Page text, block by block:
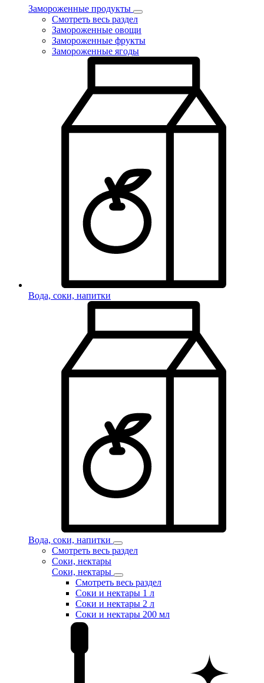
Замороженные продукты
Смотреть весь раздел
Замороженные овощи
Замороженные фрукты
Замороженные ягоды
Вода, соки, напитки
Вода, соки, напитки
Смотреть весь раздел
Соки, нектары
Соки, нектары
Смотреть весь раздел
Соки и нектары 1 л
Соки и нектары 2 л
Соки и нектары 200 мл